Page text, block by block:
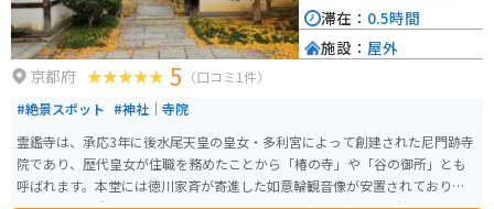
京都府 5 （口コミ1件）
#絶景スポット #神社｜寺院
霊鑑寺は、承応3年に後水尾天皇の皇女・多利宮によって創建された尼門跡寺
院であり、歴代皇女が住職を務めたことから「椿の寺」や「谷の御所」とも
呼ばれます。本堂には徳川家斉が寄進した如意輪観音像が安置されており、
滞在： 0.5時間
施設： 屋外